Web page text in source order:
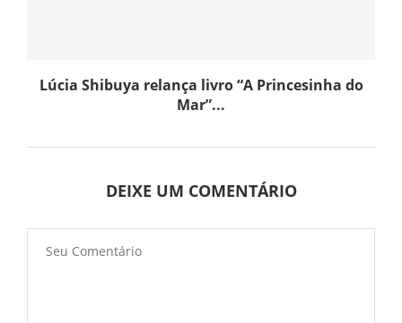
Lúcia Shibuya relança livro “A Princesinha do
Mar”...
DEIXE UM COMENTÁRIO